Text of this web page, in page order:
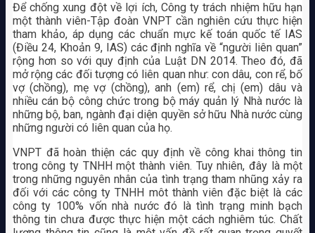
Để chống xung đột về lợi ích, Công ty trách nhiệm hữu hạn
một thành viên-Tập đoàn VNPT cần nghiên cứu thực hiện
tham khảo, áp dụng các chuẩn mực kế toán quốc tế IAS
(Điều 24, Khoản 9, IAS) các định nghĩa về “người liên quan”
rộng hơn so với quy định của Luật DN 2014. Theo đó, đã
mở rộng các đối tượng có liên quan như: con dâu, con rể, bố
vợ (chồng), mẹ vợ (chồng), anh (em) rể, chị (em) dâu và
nhiều cán bộ công chức trong bộ máy quản lý Nhà nước là
những bộ, ban, ngành đại diện quyền sở hữu Nhà nước cùng
những người có liên quan của họ.
VNPT đã hoàn thiện các quy định về công khai thông tin
trong công ty TNHH một thành viên. Tuy nhiên, đây là một
trong những nguyên nhân của tình trạng tham nhũng xảy ra
đối với các công ty TNHH môt thành viên đặc biệt là các
công ty 100% vốn nhà nước đó là tình trạng minh bạch
thông tin chưa được thực hiện một cách nghiêm túc. Chất